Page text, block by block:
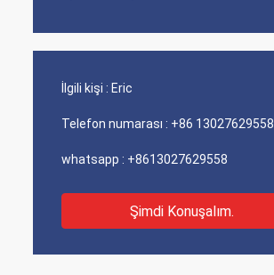
İlgili kişi : Eric
Telefon numarası : +86 13027629558
whatsapp : +8613027629558
Şimdi Konuşalım.